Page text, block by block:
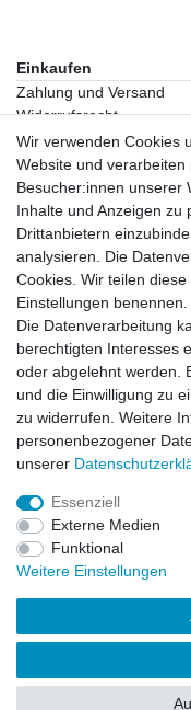
Einkaufen
Zahlung und Versand
Widerrufsrecht
Warenkorb
Zur Kasse
Vertrag
Mein Konto
Registrieren
Login
Unternehmen
Datenschutzerklärung
Datenverarbeitung
Kontakt
AGB
Impressum
Über uns
Team
Partner
© Copyright 2019
Alle Rechte
Wir verwenden Cookies
Website und
Besucher:innen unserer
Inhalte und Anzeigen zu
Drittanbietern
analysieren. Die
Cookies. Wir teilen
Einstellungen benennen.
Die Datenverarbeitung
berechtigten Interesses
oder abgelehnt werden.
und die Einwilligung zu
zu widerrufen. Weitere
personenbezogener
unserer
Essenziell
Externe Medien
Funktional
Weitere Einstellungen